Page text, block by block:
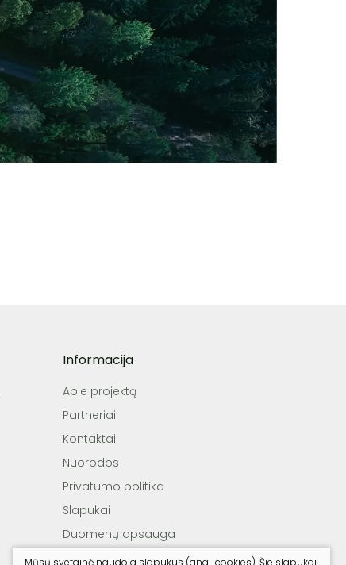
Informacija
Apie projektą
Partneriai
Kontaktai
Nuorodos
Privatumo politika
Slapukai
Duomenų apsauga
Reklamos sąlygos
Mūsų svetainė naudoja slapukus (angl. cookies). Šie slapukai